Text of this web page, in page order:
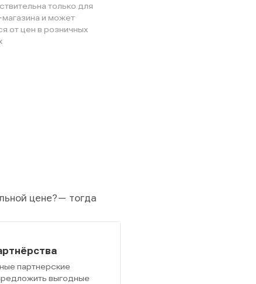
только для
магазина и может
от цен в розничных
цене?— тогда
партнерские
выгодные